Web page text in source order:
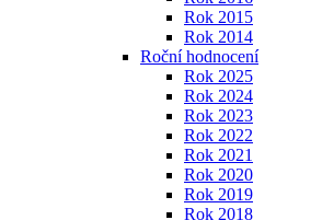
Rok 2015
Rok 2014
Roční hodnocení
Rok 2025
Rok 2024
Rok 2023
Rok 2022
Rok 2021
Rok 2020
Rok 2019
Rok 2018